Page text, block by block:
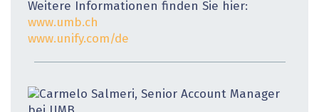
Weitere Informationen finden Sie hier:
www.umb.ch
www.unify.com/de